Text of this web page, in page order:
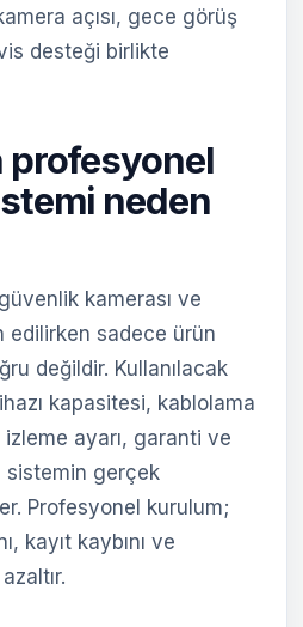
açısı, gece görüş
desteği birlikte
profesyonel
neden
kamerası ve
edilirken sadece ürün
değildir. Kullanılacak
kapasitesi, kablolama
ayarı, garanti ve
sistemin gerçek
Profesyonel kurulum;
kayıt kaybını ve